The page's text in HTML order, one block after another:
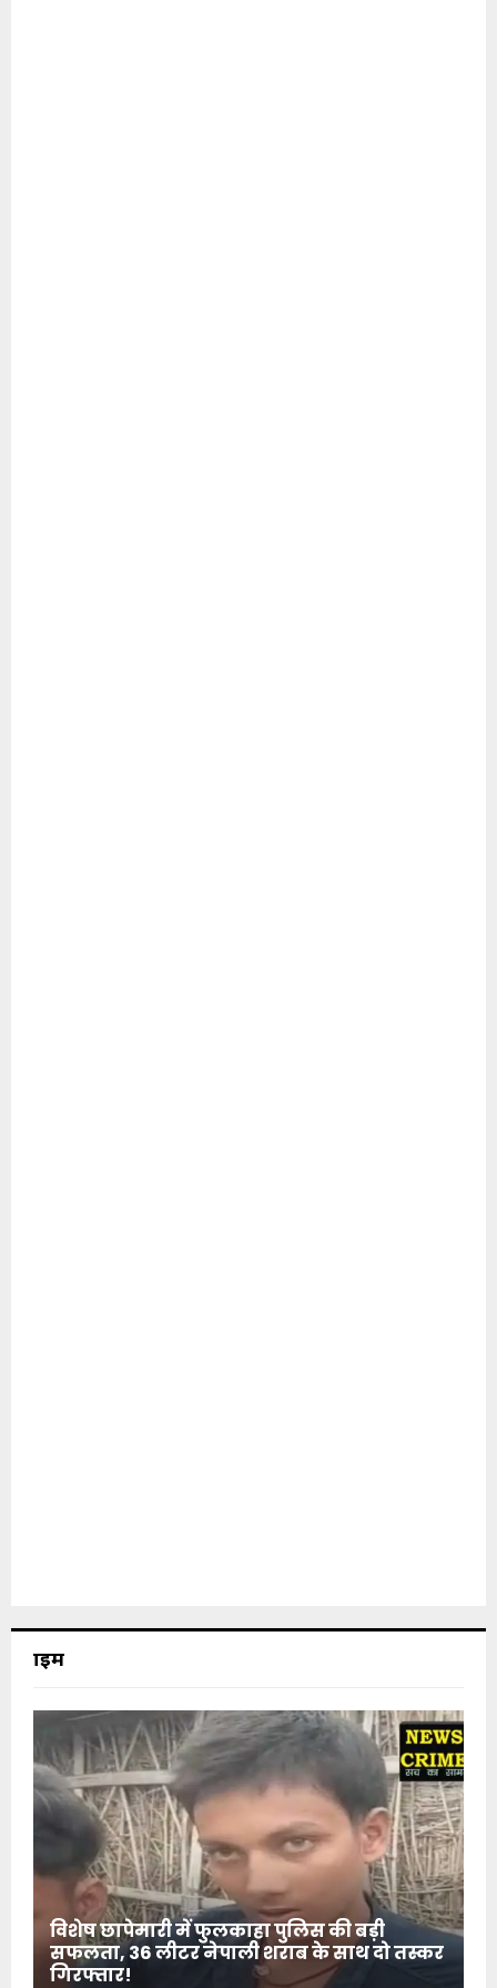
क्राइम
विशेष छापेमारी में फुलकाहा पुलिस की बड़ी
सफलता, 36 लीटर नेपाली शराब के साथ दो तस्कर
गिरफ्तार!